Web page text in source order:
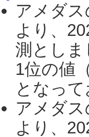
アメダ
より、
測としま
1位の値
となっ
アメダ
より、